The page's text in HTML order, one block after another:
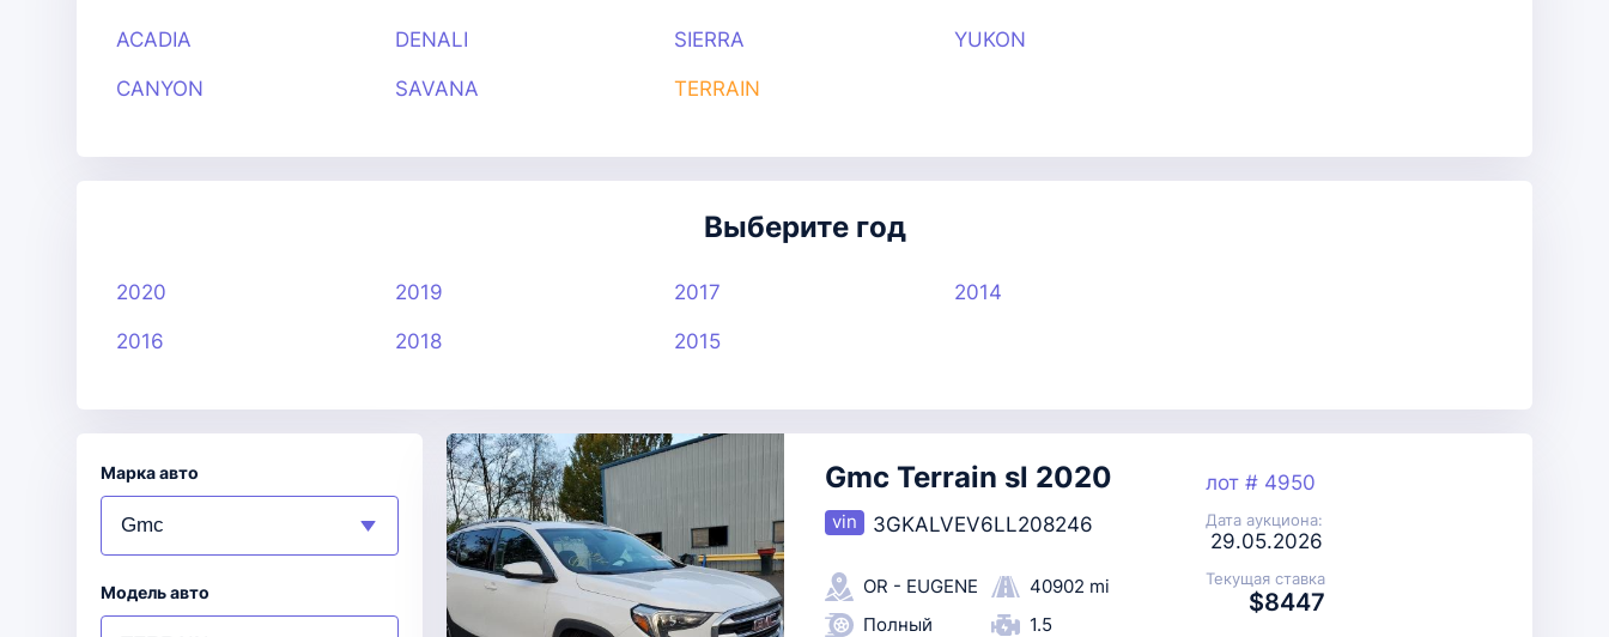
ACADIA
CANYON
DENALI
SAVANA
SIERRA
TERRAIN
YUKON
Выберите год
2020
2016
2019
2018
2017
2015
2014
Марка авто
Модель авто
Gmc Terrain sl 2020
3GKALVEV6LL208246
OR - EUGENE
40902 mi
Полный
1.5
лот # 4950
Дата аукциона:
29.05.2026
Текущая ставка
$8447